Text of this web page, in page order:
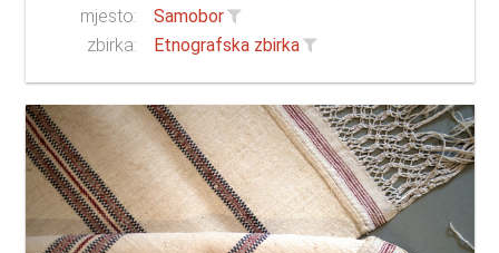
mjesto:
Samobor
zbirka:
Etnografska zbirka